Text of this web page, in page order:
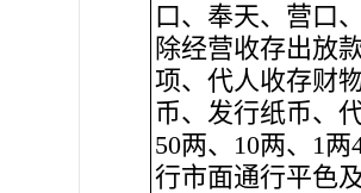
口、奉天、营口
除经营收存出放
项、代人收存财
币、发行纸币、
50两、10两、1
行市面通行平色